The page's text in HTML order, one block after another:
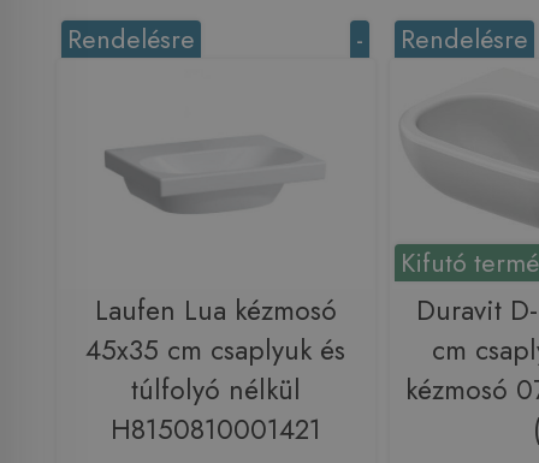
-
Rendelésre
Laufen Lua kézmosó
45x35 cm csaplyuk és
túlfolyó nélkül
H8150810001421
Kifutó
Rendelésre
Duravit
cm
kézmosó